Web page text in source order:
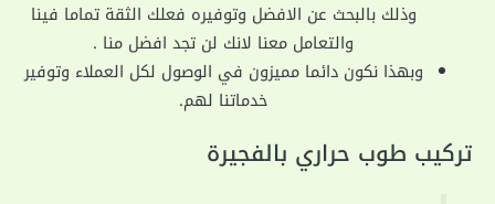
وذلك بالبحث عن الافضل وتوفيره فعلك الثقة تماما فينا
والتعامل معنا لانك لن تجد افضل منا .
وبهذا نكون دائما مميزون في الوصول لكل العملاء وتوفير
خدماتنا لهم.
تركيب طوب حراري بالفجيرة